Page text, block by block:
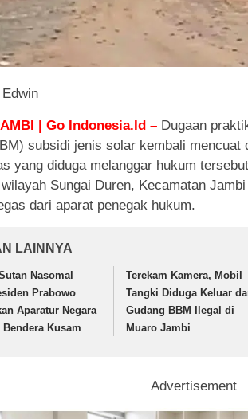
| Go Indonesia.Id – Dugaan
subsidi jenis solar kembali mencuat
yang diduga melanggar hukum
Sungai Duren, Kecamatan
dari aparat penegak hukum.
LAINNYA
Nasomal
Prabowo
Aparatur Negara
Kusam
Terekam Kamera, Mobil
Tangki Diduga Keluar
Gudang BBM Ilegal di
Muaro Jambi
Advertisement